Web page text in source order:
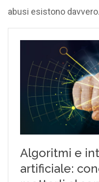
abusi esistono davvero.